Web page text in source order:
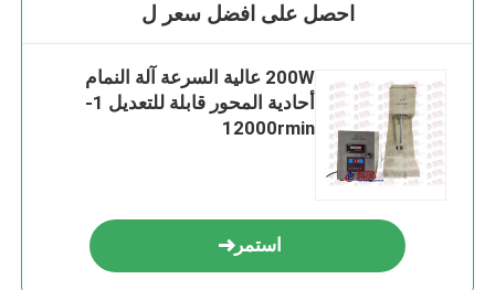
احصل على افضل سعر ل
200W عالية السرعة آلة النمام
أحادية المحور قابلة للتعديل 1-
12000rmin
استمر